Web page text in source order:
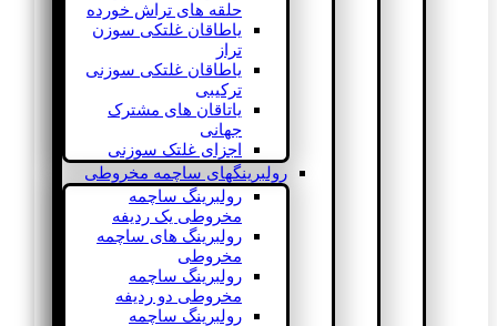
حلقه های تراش خورده
یاطاقان غلتکی سوزن
تراز
یاطاقان غلتکی سوزنی
ترکیبی
یاتاقان های مشترک
جهانی
اجزای غلتک سوزنی
رولبرینگهای ساچمه مخروطی
رولبرینگ ساچمه
مخروطی یک ردیفه
رولبرینگ های ساچمه
مخروطی
رولبرینگ ساچمه
مخروطی دو ردیفه
رولبرینگ ساچمه